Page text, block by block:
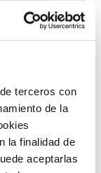
terceros con
de la
la finalidad de
aceptarlas
Y
con la
a través
Podrá
Para
tratando sus